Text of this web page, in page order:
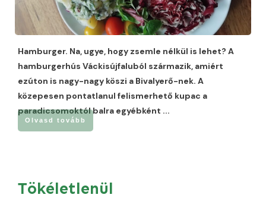
Hamburger. Na, ugye, hogy zsemle nélkül is lehet? A
hamburgerhús Váckisújfaluból származik, amiért
ezúton is nagy-nagy köszi a Bivalyerő-nek. A
közepesen pontatlanul felismerhető kupac a
paradicsomoktól balra egyébként ...
Olvasd tovább
Tökéletlenül